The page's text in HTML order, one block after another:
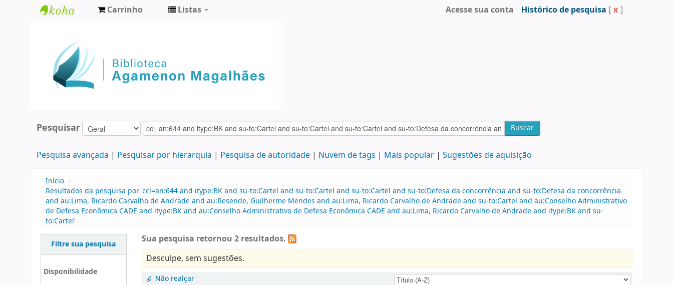
Agamenon
Magalhães
Carrinho Listas Acesse sua conta Histórico de pesquisa [ x ]
Pesquisar Buscar
Pesquisa avançada Pesquisar por hierarquia Pesquisa de autoridade Nuvem de tags Mais popular Sugestões de aquisição
Início ›
Resultados da pesquisa por 'ccl=an:644 and itype:BK and su-to:Cartel and su-to:Cartel and su-to:Cartel and su-to:Defesa da concorrência and su-to:Defesa da concorrência
and au:Lima, Ricardo Carvalho de Andrade and au:Resende, Guilherme Mendes and au:Lima, Ricardo Carvalho de Andrade and su-to:Cartel and au:Conselho Administrativo
de Defesa Econômica CADE and itype:BK and au:Conselho Administrativo de Defesa Econômica CADE and au:Lima, Ricardo Carvalho de Andrade and itype:BK and su-
to:Cartel'
Filtre sua pesquisa
Disponibilidade
Sua pesquisa retornou 2 resultados.
Desculpe, sem sugestões.
Não realçar